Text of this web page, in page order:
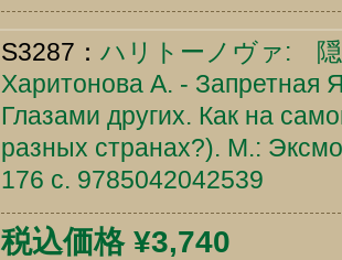
S3287： ハリトーノヴァ:
Харитонова А. - Запретная
Глазами других. Как на
разных странах?). М.:
176 c. 9785042042539
税込価格 ¥3,740